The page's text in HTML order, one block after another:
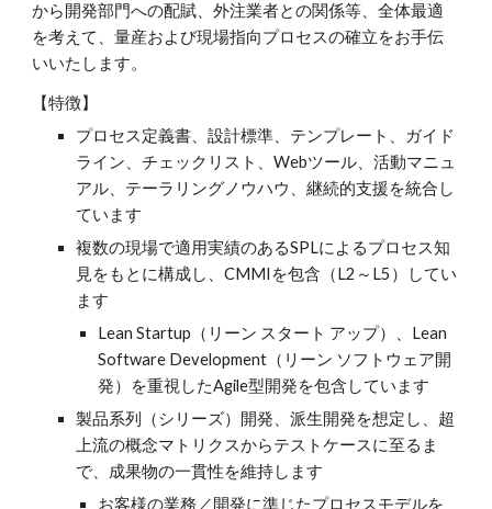
から開発部門への配賦、外注業者との関係等、全体最適
を考えて、量産および現場指向プロセスの確立をお手伝
いいたします。
【特徴】
プロセス定義書、設計標準、テンプレート、ガイド
ライン、チェックリスト、Webツール、活動マニュ
アル、テーラリングノウハウ、継続的支援を統合し
ています
複数の現場で適用実績のあるSPLによるプロセス知
見をもとに構成し、CMMIを包含（L2～L5）してい
ます
Lean Startup（リーン スタート アップ）、Lean
Software Development（リーン ソフトウェア開
発）を重視したAgile型開発を包含しています
製品系列（シリーズ）開発、派生開発を想定し、超
上流の概念マトリクスからテストケースに至るま
で、成果物の一貫性を維持します
お客様の業務／開発に準じたプロセスモデルを